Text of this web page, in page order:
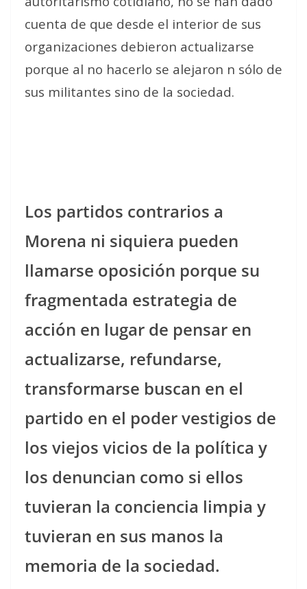
cuenta de que desde el interior de sus
organizaciones debieron actualizarse
porque al no hacerlo se alejaron n sólo de
sus militantes sino de la sociedad.
Los partidos contrarios a
Morena ni siquiera pueden
llamarse oposición porque su
fragmentada estrategia de
acción en lugar de pensar en
actualizarse, refundarse,
transformarse buscan en el
partido en el poder vestigios de
los viejos vicios de la política y
los denuncian como si ellos
tuvieran la conciencia limpia y
tuvieran en sus manos la
memoria de la sociedad.